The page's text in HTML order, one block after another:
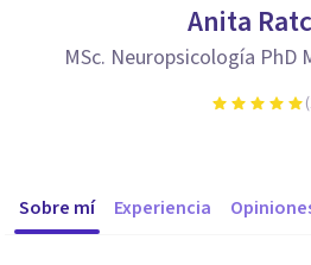
Anita
MSc. Neuropsicología PhD
(
Sobre mí Experiencia